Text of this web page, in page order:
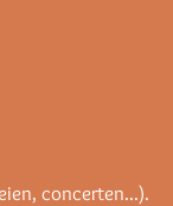
concerten...).